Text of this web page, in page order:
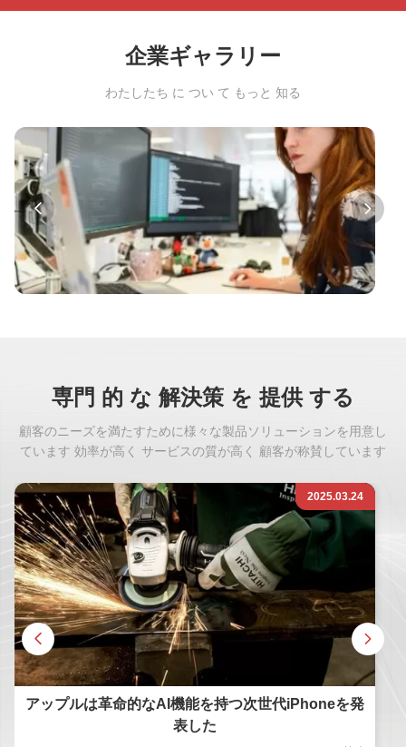
企業ギャラリー
わたしたち に つい て もっと 知る
専門 的 な 解決策 を 提供 する
顧客のニーズを満たすために様々な製品ソリューションを用意し
ています 効率が高く サービスの質が高く 顧客が称賛しています
2025.03.24
アップルは革命的なAI機能を持つ次世代iPhoneを発
表した